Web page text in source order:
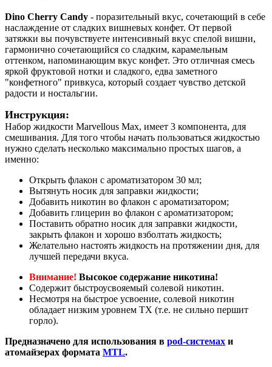
Dino Cherry Candy - поразительный вкус, сочетающий в себе
наслаждение от сладких вишневых конфет. От первой
затяжки вы почувствуете интенсивный вкус спелой вишни,
гармонично сочетающийся со сладким, карамельным
оттенком, напоминающим вкус конфет. Это отличная смесь
яркой фруктовой нотки и сладкого, едва заметного
"конфетного" привкуса, который создает чувство детской
радости и ностальгии.
Инструкция:
Набор жидкости Marvellous Max, имеет 3 компонента, для
смешивания. Для того чтобы начать пользоваться жидкостью
нужно сделать несколько максимально простых шагов, а
именно:
Открыть флакон с ароматизатором 30 мл;
Вытянуть носик для заправки жидкости;
Добавить никотин во флакон с ароматизатором;
Добавить глицерин во флакон с ароматизатором;
Поставить обратно носик для заправки жидкости,
закрыть флакон и хорошо взболтать жидкость;
Желательно настоять жидкость на протяжении дня, для
лучшей передачи вкуса.
Внимание! Высокое содержание никотина!
Содержит быстроусвояемый солевой никотин.
Несмотря на быстрое усвоение, солевой никотин
обладает низким уровнем ТХ (т.е. не сильно першит
горло).
Предназначено для использования в pod-системах и
атомайзерах формата MTL.